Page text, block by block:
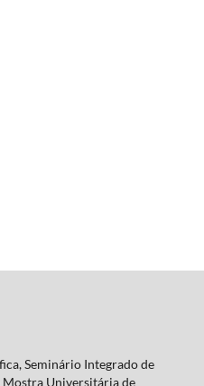
Seminário Integrado de
Mostra Universitária de